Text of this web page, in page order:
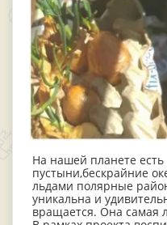
На нашей планете
пустыни,бескрайние
льдами полярные
уникальна и
вращается. Она самая